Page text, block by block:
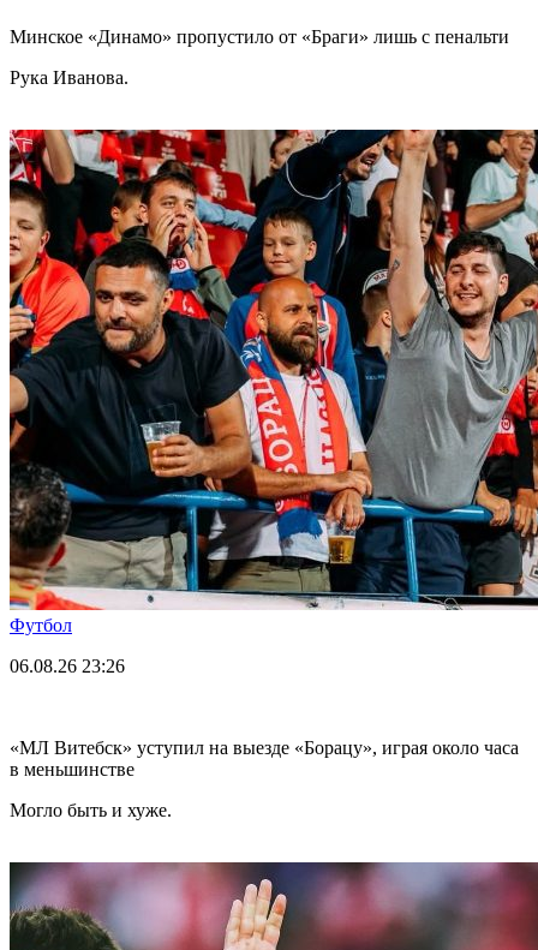
Минское «Динамо» пропустило от «Браги» лишь с пенальти
Рука Иванова.
Футбол
06.08.26 23:26
«МЛ Витебск» уступил на выезде «Борацу», играя около часа
в меньшинстве
Могло быть и хуже.